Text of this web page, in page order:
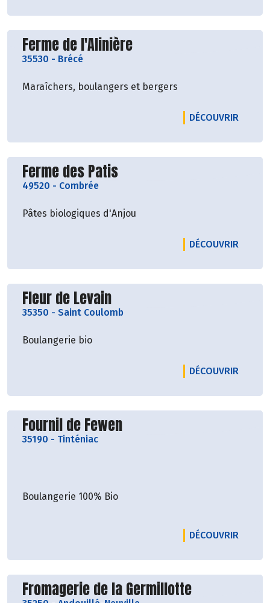
Découvrir le producteur
Ferme de l'Alinière
35530 - Brécé
Maraîchers, boulangers et bergers
DÉCOUVRIR
Découvrir le producteur
Ferme des Patis
49520 - Combrée
Pâtes biologiques d'Anjou
DÉCOUVRIR
Découvrir le producteur
Fleur de Levain
35350 - Saint Coulomb
Boulangerie bio
DÉCOUVRIR
Découvrir le producteur
Fournil de Fewen
35190 - Tinténiac
Boulangerie 100% Bio
DÉCOUVRIR
Découvrir le producteur
Fromagerie de la Germillotte